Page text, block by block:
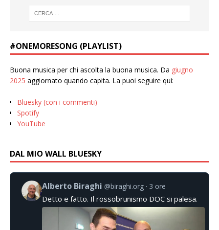
#ONEMORESONG (PLAYLIST)
Buona musica per chi ascolta la buona musica. Da giugno
2025 aggiornato quando capita. La puoi seguire qui:
Bluesky (con i commenti)
Spotify
YouTube
DAL MIO WALL BLUESKY
Alberto Biraghi @biraghi.org 3 ore
Detto e fatto. Il rossobrunismo DOC si palesa.